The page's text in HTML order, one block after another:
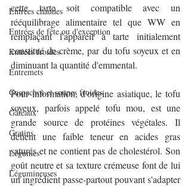
Entrées chaudes
Entrées de fête ou d'exception
Entrées froides
Entremets
Gaspachos et soupes froides
Gâteaux
Gratins
Légumes
Légumineuses
cette tarte soit compatible avec un
rééquilibrage alimentaire tel que WW en
remplaçant l'appareil à tarte initialement
constitué de crème, par du tofu soyeux et en
diminuant la quantité d'emmental.
Pour information, d'origine asiatique, le tofu
soyeux, parfois appelé tofu mou, est une
grande source de protéines végétales. Il
détient une faible teneur en acides gras
saturés et ne contient pas de cholestérol. Son
goût neutre et sa texture crémeuse font de lui
un ingrédient passe-partout pouvant s'adapter